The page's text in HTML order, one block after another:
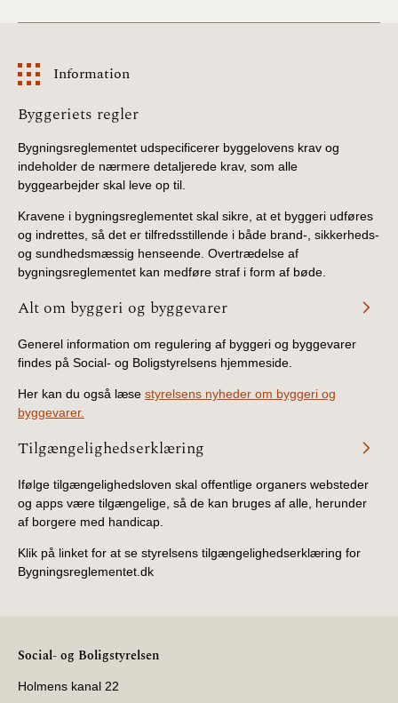
Information
Information
Byggeriets regler
Bygningsreglementet udspecificerer byggelovens krav og
indeholder de nærmere detaljerede krav, som alle
byggearbejder skal leve op til.
Kravene i bygningsreglementet skal sikre, at et byggeri udføres
og indrettes, så det er tilfredsstillende i både brand-, sikkerheds-
og sundhedsmæssig henseende. Overtrædelse af
bygningsreglementet kan medføre straf i form af bøde.
Alt om byggeri og byggevarer
Generel information om regulering af byggeri og byggevarer
findes på Social- og Boligstyrelsens hjemmeside.
Her kan du også læse styrelsens nyheder om byggeri og
byggevarer.
Tilgængelighedserklæring
Ifølge tilgængelighedsloven skal offentlige organers websteder
og apps være tilgængelige, så de kan bruges af alle, herunder
af borgere med handicap.
Klik på linket for at se styrelsens tilgængelighedserklæring for
Bygningsreglementet.dk
Social- og Boligstyrelsen
Holmens kanal 22